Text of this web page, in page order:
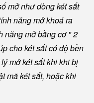
mở như dòng két sắt
năng mở khoá ra
năng mở bằng cơ " 2
cho két sắt có độ bền
mở két sắt khi khi bị
mã két sắt, hoặc khi